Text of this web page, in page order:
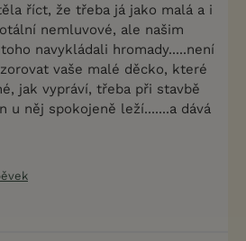
říct, že třeba já jako malá a i
nemluvové, ale našim
navykládali hromady.....není
vaše malé děcko, které
jak vypráví, třeba při stavbě
u něj spokojeně leží.......a dává